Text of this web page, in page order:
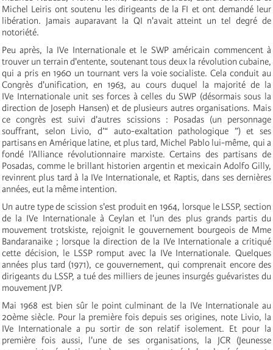
Michel Leiris ont soutenu les dirigeants de la FI et ont demandé leur
libération. Jamais auparavant la QI n'avait atteint un tel degré de
notoriété.
Peu après, la IVe Internationaleet le SWP américain commencent à
trouver un terrain d'entente, soutenant tous deux la révolution cubaine,
qui a pris en 1960 un tournant vers la voie socialiste. Cela conduit au
Congrès d'unification, en 1963, au cours duquel la majorité de la
IVe Internationaleunit ses forces à celles du SWP (désormais sous la
direction de Joseph Hansen) et de plusieurs autres organisations. Mais
ce congrès est suivi d'autres scissions : Posadas (un personnage
souffrant, selon Livio, d’“ auto-exaltation pathologique ”) et ses
partisans en Amérique latine, et plus tard, Michel Pablo lui-même, qui a
fondé l'Alliance révolutionnaire marxiste. Certains des partisans de
Posadas, comme le brillant historien argentin et mexicain Adolfo Gilly,
revinrent plus tard à la IVe Internationale, et Raptis, dans ses dernières
années, eut la même intention.
Un autre type de scission s'est produit en 1964, lorsque le LSSP, section
de la IVe Internationaleà Ceylan et l'un des plus grands partis du
mouvement trotskiste, rejoignit le gouvernement bourgeois de Mme
Bandaranaike ; lorsque la direction de la IVe Internationale a critiqué
cette décision, le LSSP romput avec la IVe Internationale. Quelques
années plus tard (1971), ce gouvernement, qui comprenait encore des
dirigeants du LSSP, a tué des milliers de jeunes insurgés guévaristes du
mouvement JVP.
Mai 1968 est bien sûr le point culminant de la IVe Internationaleau
20ème siècle. Pour la première fois depuis ses origines, note Livio, la
IVe Internationale a pu sortir de son relatif isolement. Et pour la
première fois aussi, l'une de ses organisations, la JCR (Jeunesse